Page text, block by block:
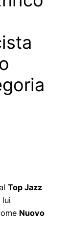
Top Jazz
lui
Nuovo